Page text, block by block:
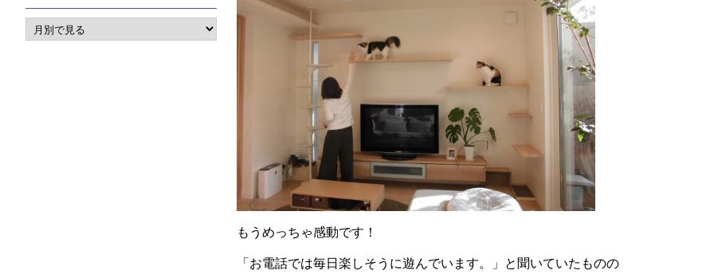
もうめっちゃ感動です！
「お電話では毎日楽しそうに遊んでいます。」と聞いていたものの